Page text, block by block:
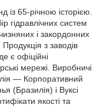
65-річною історією.
гідравлічних систем
і закордонних
з заводів
є офіційні
мережі. Виробничі
— Корпоративний
(Бразилія) і Вуксі
якості та